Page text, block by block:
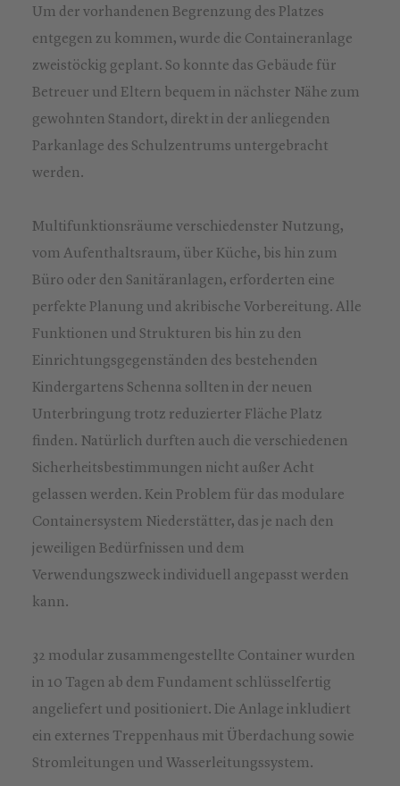
Um der vorhandenen Begrenzung des Platzes
entgegen zu kommen, wurde die Containeranlage
zweistöckig geplant. So konnte das Gebäude für
Betreuer und Eltern bequem in nächster Nähe zum
gewohnten Standort, direkt in der anliegenden
Parkanlage des Schulzentrums untergebracht
werden.
Multifunktionsräume verschiedenster Nutzung,
vom Aufenthaltsraum, über Küche, bis hin zum
Büro oder den Sanitäranlagen, erforderten eine
perfekte Planung und akribische Vorbereitung. Alle
Funktionen und Strukturen bis hin zu den
Einrichtungsgegenständen des bestehenden
Kindergartens Schenna sollten in der neuen
Unterbringung trotz reduzierter Fläche Platz
finden. Natürlich durften auch die verschiedenen
Sicherheitsbestimmungen nicht außer Acht
gelassen werden. Kein Problem für das modulare
Containersystem Niederstätter, das je nach den
jeweiligen Bedürfnissen und dem
Verwendungszweck individuell angepasst werden
kann.
32 modular zusammengestellte Container wurden
in 10 Tagen ab dem Fundament schlüsselfertig
angeliefert und positioniert. Die Anlage inkludiert
ein externes Treppenhaus mit Überdachung sowie
Stromleitungen und Wasserleitungssystem.